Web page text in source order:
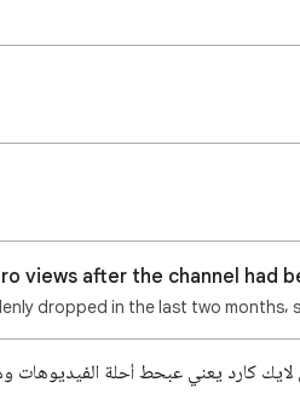
dropped in the last two months,
كارد يعني عبحط أحلة الفيديوهات